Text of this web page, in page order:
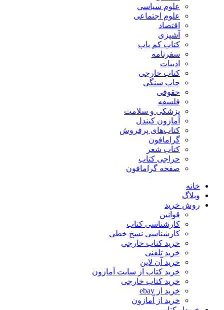
علوم سیاسی
علوم اجتماعی
اقتصاد
آشپزی
کتاب کم یاب
سفرنامه
ادبیات
کتاب خارجی
چاپ سنگی
حقوقی
فلسفه
پزشکی و سلامت
آمازون کیندل
کتاب‌های پرفروش
گرامافون
کتاب شعر
حراجی کتاب
صفحه گرامافون
خانه
وبلاگ
روش خرید
قوانین
کارشناسی کتاب
کارشناسی نسخ خطی
خرید کتاب خارجی
خرید تلفنی
خرید آن لاین
خرید کتاب از سایت آمازون
خرید کتاب خارجی
خرید از ebay
خرید از آمازون